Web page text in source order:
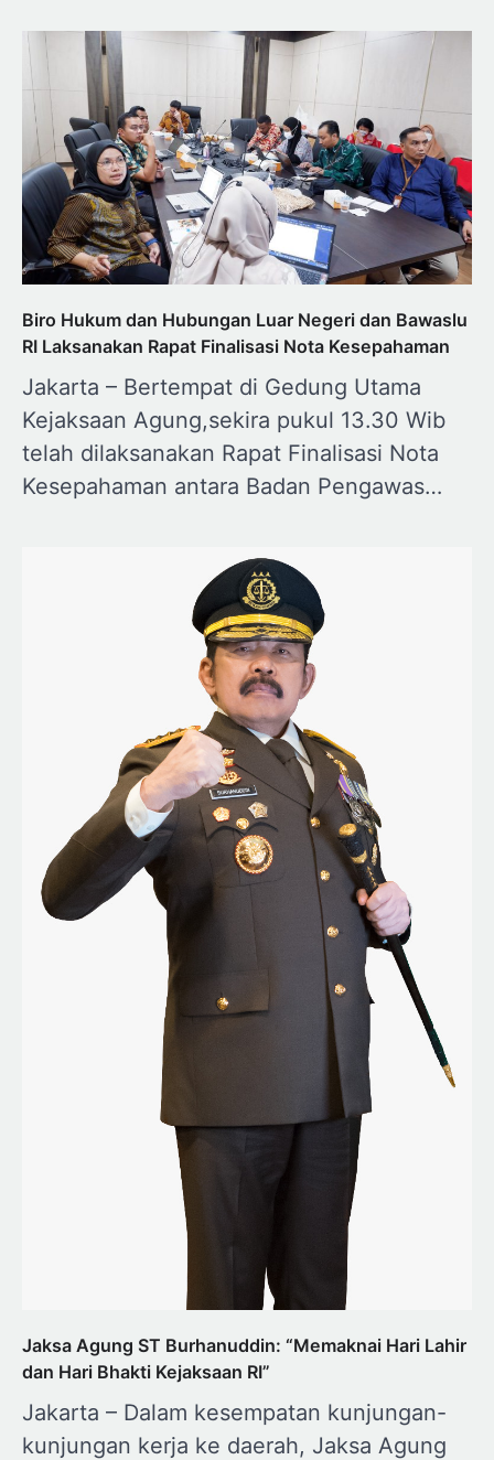
Biro Hukum dan Hubungan Luar Negeri dan Bawaslu
RI Laksanakan Rapat Finalisasi Nota Kesepahaman
Jakarta – Bertempat di Gedung Utama
Kejaksaan Agung,sekira pukul 13.30 Wib
telah dilaksanakan Rapat Finalisasi Nota
Kesepahaman antara Badan Pengawas…
Jaksa Agung ST Burhanuddin: “Memaknai Hari Lahir
dan Hari Bhakti Kejaksaan RI”
Jakarta – Dalam kesempatan kunjungan-
kunjungan kerja ke daerah, Jaksa Agung